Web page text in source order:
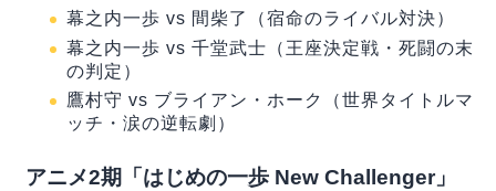
幕之内一歩 vs 間柴了（宿命のライバル対決）
幕之内一歩 vs 千堂武士（王座決定戦・死闘の末
の判定）
鷹村守 vs ブライアン・ホーク（世界タイトルマ
ッチ・涙の逆転劇）
アニメ2期「はじめの一歩 New Challenger」